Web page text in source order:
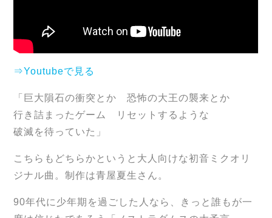
⇒Youtubeで見る
「巨大隕石の衝突とか 恐怖の大王の襲来とか
行き詰まったゲーム リセットするような
破滅を待っていた」
こちらもどちらかというと大人向けな初音ミクオリ
ジナル曲。制作は青屋夏生さん。
90年代に少年期を過ごした人なら、きっと誰もが一